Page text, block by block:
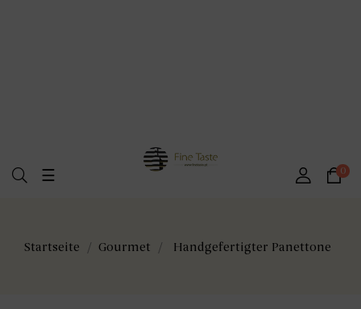
Umschalten
☰ 0
Startseite Gourmet Handgefertigter Panettone